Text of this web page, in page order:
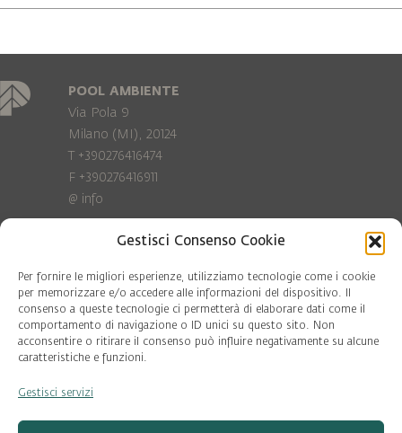
Gestisci Consenso Cookie
Per fornire le migliori esperienze, utilizziamo tecnologie come i cookie
per memorizzare e/o accedere alle informazioni del dispositivo. Il
consenso a queste tecnologie ci permetterà di elaborare dati come il
comportamento di navigazione o ID unici su questo sito. Non
acconsentire o ritirare il consenso può influire negativamente su alcune
caratteristiche e funzioni.
Gestisci servizi
POOL AMBIENTE
Via Pola 9
Milano (MI), 20124
T +390276416474
F +390276416911
@ info
Privacy Policy
Cookie policy
COD. FISC. 97081560159
P.IVA 06375640965
© Pool Ambiente 2026
DESIGN & DEVELOPMENT by